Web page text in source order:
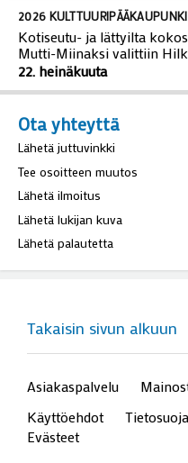
2026
Kotiseutu- ja lättyilta
Mutti-Miinaksi valittiin
22. heinäkuuta
Ota yhteyttä
Lähetä juttuvinkki
Tee osoitteen muutos
Lähetä ilmoitus
Lähetä lukijan kuva
Lähetä palautetta
Takaisin sivun alkuun
Asiakaspalvelu
Käyttöehdot
Evästeet